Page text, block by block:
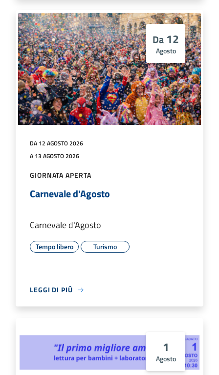
Da 12
Agosto
DA 12 AGOSTO 2026
A 13 AGOSTO 2026
GIORNATA APERTA
Carnevale d'Agosto
Carnevale d'Agosto
Tempo libero Turismo
LEGGI DI PIÙ
1
Agosto